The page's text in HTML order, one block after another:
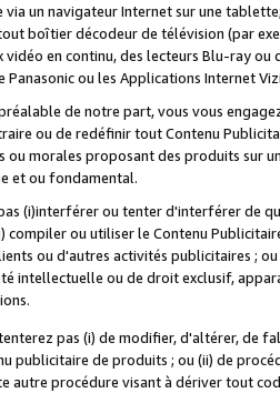
via un navigateur Internet sur une
boîtier décodeur de télévision (par
en continu, des lecteurs Blu-ray
Panasonic ou les Applications Internet
de notre part, vous vous
ou de redéfinir tout Contenu
ou morales proposant des produits sur
et ou fondamental.
(i)interférer ou tenter d'interférer de
compiler ou utiliser le Contenu
ou d'autres activités publicitaires ;
intellectuelle ou de droit exclusif,
pas (i) de modifier, d'altérer, de
publicitaire de produits ; ou (ii) de
autre procédure visant à dériver tout